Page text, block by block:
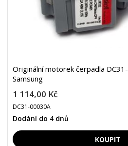
Originální motorek čerpadla
Samsung
1 114,00 Kč
DC31-00030A
Dodání do 4 dnů